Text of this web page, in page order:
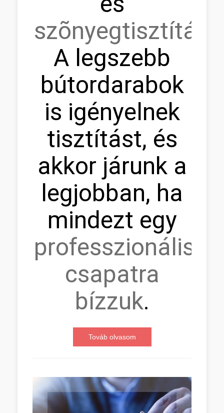
szõnyegtisztítás.
A legszebb
bútordarabok
is igényelnek
tisztítást, és
akkor járunk a
legjobban, ha
mindezt egy
professzionális
csapatra
bízzuk.
Továb olvasom